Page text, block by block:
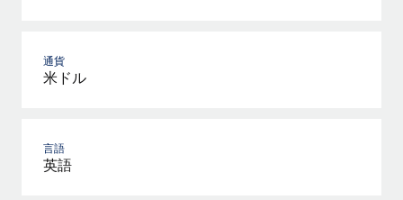
通貨
米ドル
言語
英語